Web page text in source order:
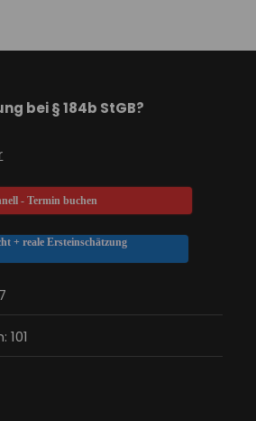
bei § 184b StGB?
- Termin buchen
+ reale Ersteinschätzung
7
101